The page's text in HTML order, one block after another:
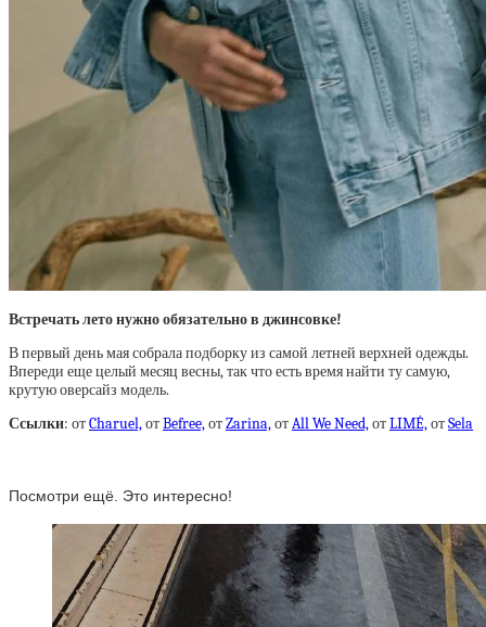
Встречать лето нужно обязательно в джинсовке!
В первый день мая собрала подборку из самой летней верхней одежды.
Впереди еще целый месяц весны, так что есть время найти ту самую,
крутую оверсайз модель.
Ссылки: отCharuel,отBefree,отZarina,отAll We Need,отLIMÉ,отSela
Посмотри ещё. Это интересно!